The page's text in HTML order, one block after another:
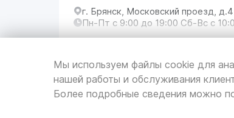
Мы используем файлы cookie для
нашей работы и обслуживания
Более подробные сведения можно
г. Брянск, Московский проезд, д.4
Пн-Пт с 9:00 до 19:00 Сб-Вс с
VOLLO Владимир
г. Владимир, Московское шоссе,
Пн-Сб с 08:00 до 17:00, Вс